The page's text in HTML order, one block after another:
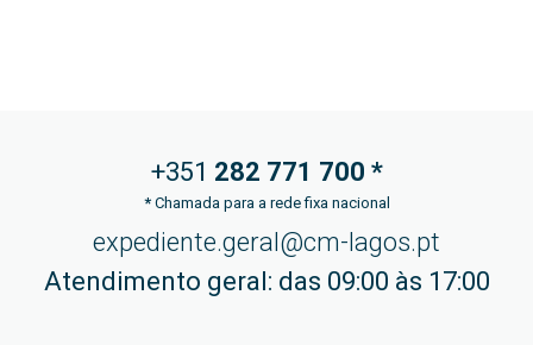
+351 282 771 700 *
*Chamada para a rede fixa nacional
expediente.geral@cm-lagos.pt
Atendimento geral: das 09:00 às 17:00